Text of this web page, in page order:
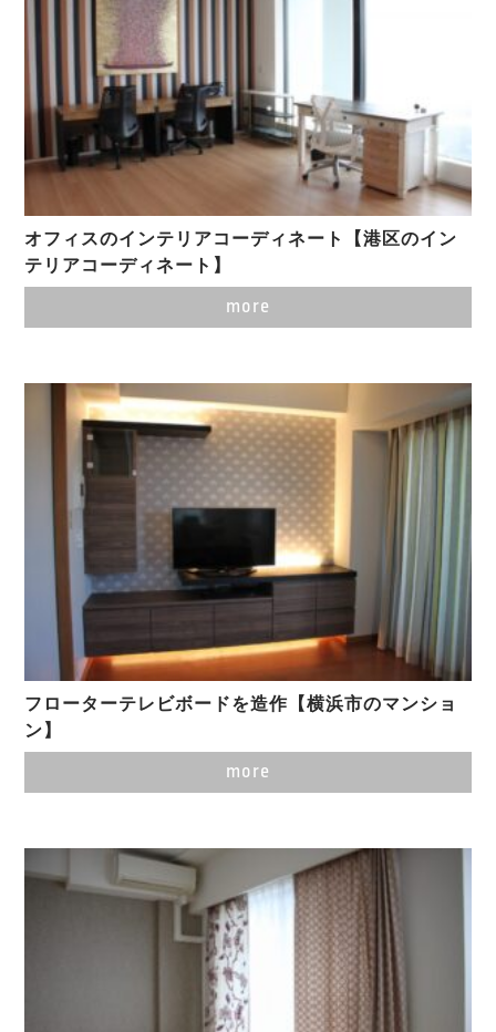
オフィスのインテリアコーディネート【港区のイン
テリアコーディネート】
more
フローターテレビボードを造作【横浜市のマンショ
ン】
more